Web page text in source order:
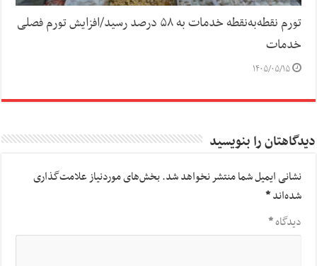
تورم نقطه‌به‌نقطه خدمات به ۵۸ درصد رسید/افزایش تورم فصلی
خدمات
۱۴۰۵/۰۵/۱۵
دیدگاهتان را بنویسید
نشانی ایمیل شما منتشر نخواهد شد.بخش‌های موردنیاز علامت‌گذاری
شده‌اند*
دیدگاه*